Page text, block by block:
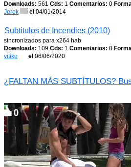
Downloads: 561 Cds: 1 Comentarios: 0
Jerek
el 04/01/2014
Subtitulos de Incendies (2010)
sincronizados para x264 hab
Downloads: 109 Cds: 1 Comentarios: 0
vitiko
el 06/06/2020
¿FALTAN MÁS SUBTÍTULOS?